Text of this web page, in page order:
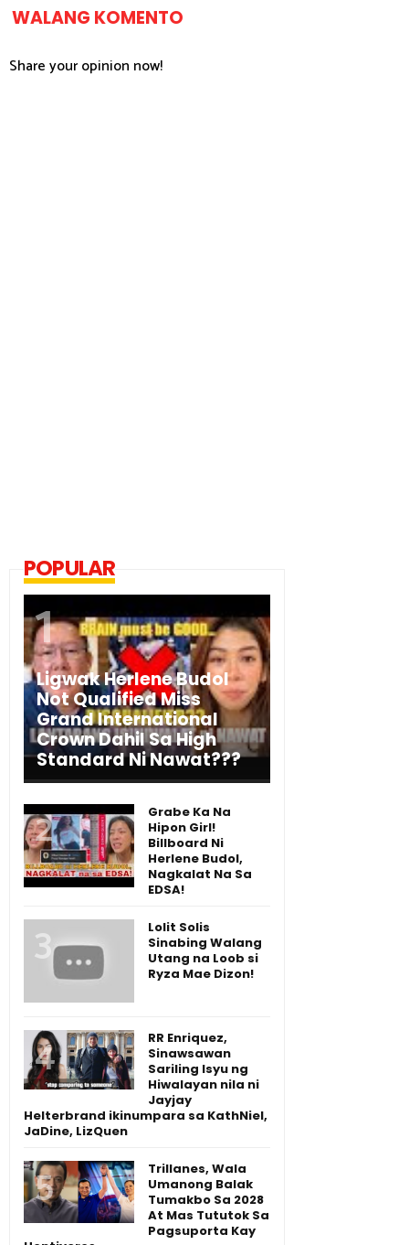
WALANG KOMENTO
Share your opinion now!
POPULAR
Ligwak Herlene Budol
Not Qualified Miss
Grand International
Crown Dahil Sa High
Standard Ni Nawat???
Grabe Ka Na
Hipon Girl!
Billboard Ni
Herlene Budol,
Nagkalat Na Sa
EDSA!
Lolit Solis
Sinabing Walang
Utang na Loob si
Ryza Mae Dizon!
RR Enriquez,
Sinawsawan
Sariling Isyu ng
Hiwalayan nila ni
Jayjay
Helterbrand ikinumpara sa KathNiel,
JaDine, LizQuen
Trillanes, Wala
Umanong Balak
Tumakbo Sa 2028
At Mas Tututok Sa
Pagsuporta Kay